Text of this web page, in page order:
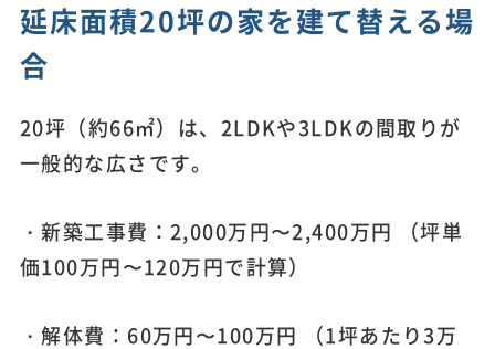
延床面積20坪の家を建て替える場
合
20坪（約66㎡）は、2LDKや3LDKの間取りが
一般的な広さです。
・新築工事費：2,000万円〜2,400万円 （坪単
価100万円〜120万円で計算）
・解体費：60万円〜100万円 （1坪あたり3万